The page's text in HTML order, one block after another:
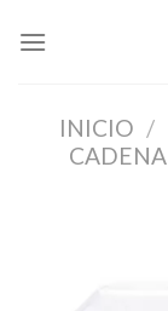
INICIO /
CADENA